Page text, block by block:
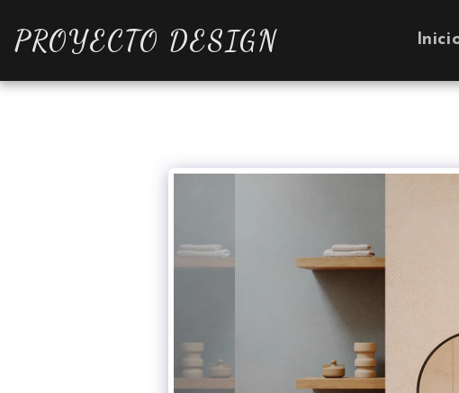
PROYECTO DESIGN